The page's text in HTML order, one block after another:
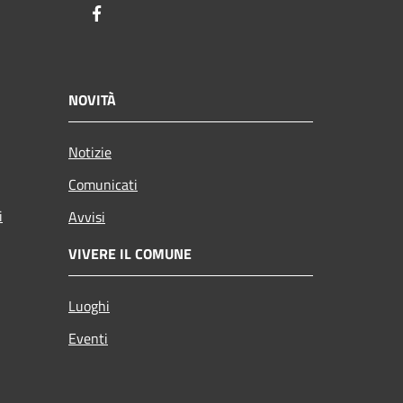
NOVITÀ
Notizie
Comunicati
Avvisi
VIVERE IL COMUNE
Luoghi
Eventi